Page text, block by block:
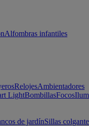
Alfombras infantiles
RelojesAmbientadores
LightBombillasFocos
de jardínSillas